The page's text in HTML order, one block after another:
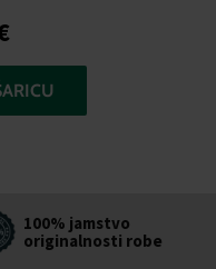
100% jamstvo
originalnosti robe